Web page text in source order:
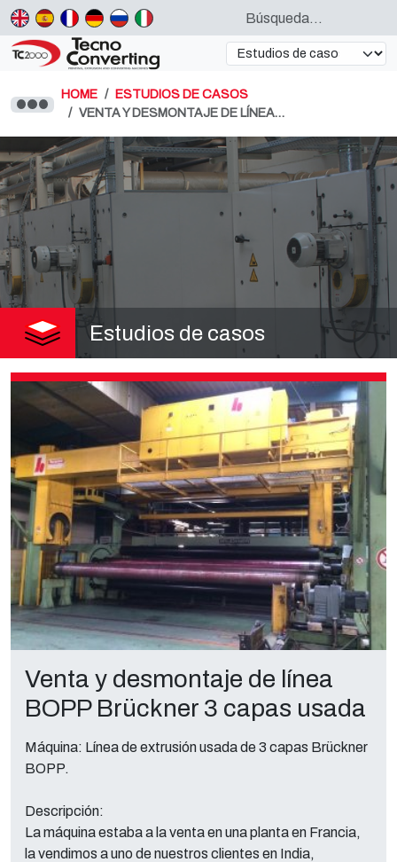
HOME
ESTUDIOS DE CASOS
VENTA Y DESMONTAJE DE LÍNEA…
Estudios de casos
Venta y desmontaje de línea
BOPP Brückner 3 capas usada
Máquina: Línea de extrusión usada de 3 capas Brückner
BOPP.
Descripción:
La máquina estaba a la venta en una planta en Francia,
la vendimos a uno de nuestros clientes en India,